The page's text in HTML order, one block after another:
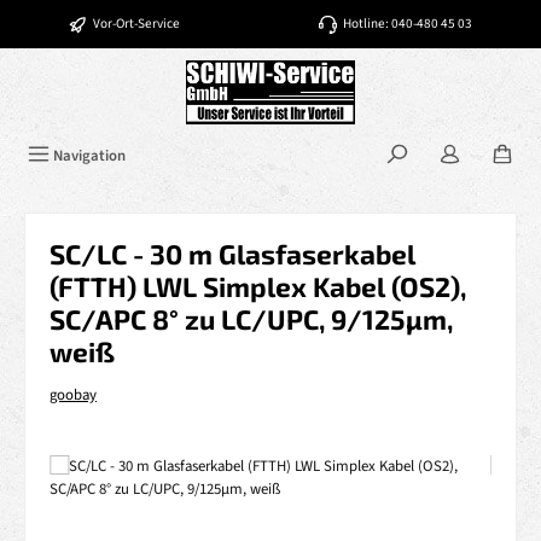
Zum Hauptinhalt springen
Vor-Ort-Service Hotline: 040-480 45 03
Navigation
SC/LC - 30 m Glasfaserkabel
(FTTH) LWL Simplex Kabel (OS2),
SC/APC 8° zu LC/UPC, 9/125µm,
weiß
goobay
Bildergalerie überspringen